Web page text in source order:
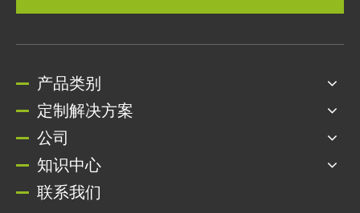
产品类别
定制解决方案
公司
知识中心
联系我们